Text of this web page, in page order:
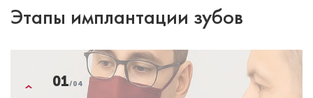
Этапы имплантации зубов
01/04